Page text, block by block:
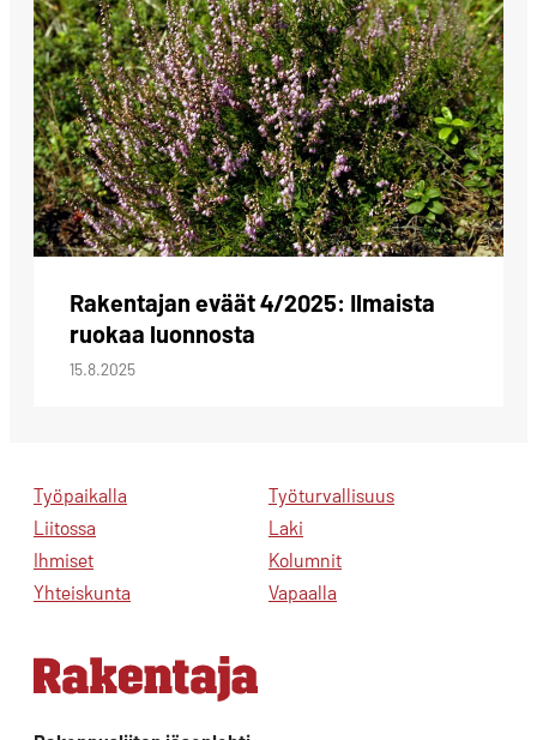
Rakentajan eväät 4/2025: Ilmaista
ruokaa luonnosta
15.8.2025
Työpaikalla
Liitossa
Ihmiset
Yhteiskunta
Työturvallisuus
Laki
Kolumnit
Vapaalla